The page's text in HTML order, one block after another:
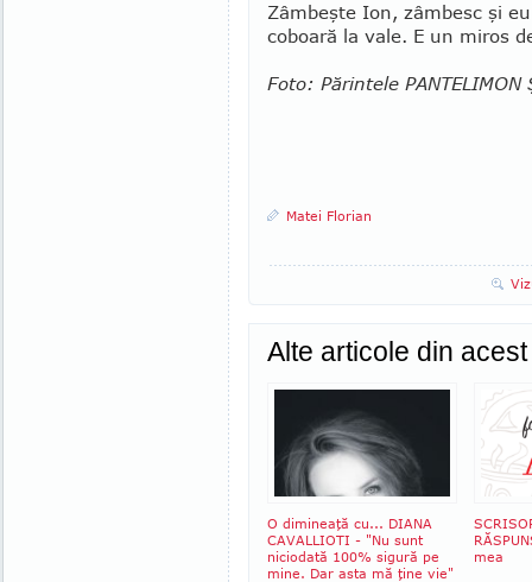
Zâmbeşte Ion, zâm­besc şi
coboară la vale. E un miros
Foto: Părintele PANTELIMON
Matei Florian
Alte articole din
O dimineaţă cu... DIANA
CAVALLIOTI - "Nu sunt
niciodată 100% sigură pe
mine. Dar asta mă ţine vie"
mea